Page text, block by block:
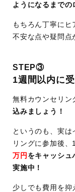
ようになるまでの
もちろん丁寧にヒ
不安な点や疑問点
STEP③
1週間以内に
無料カウンセリン
込みましょう！
というのも、実
リングに参加後、
万円 をキャッシュ
実施中！
少しでも費用を抑